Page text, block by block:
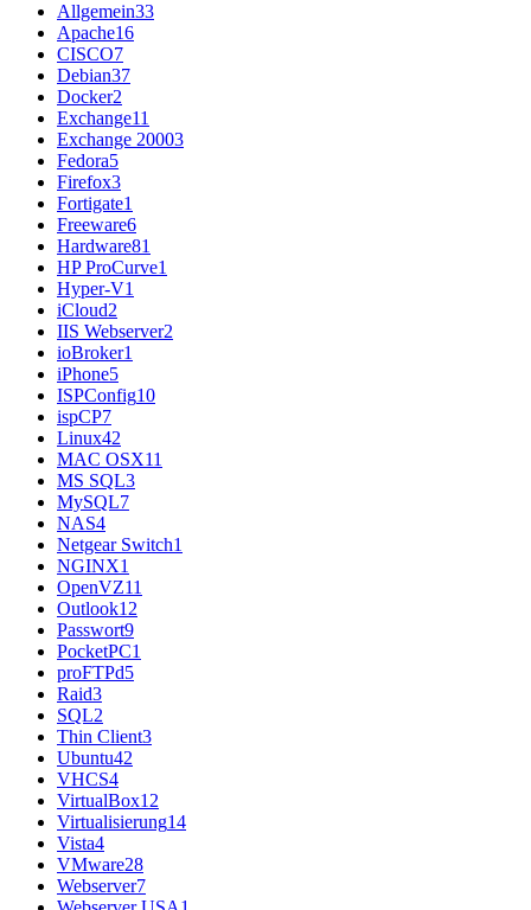
Allgemein33
Apache16
CISCO7
Debian37
Docker2
Exchange11
Exchange 20003
Fedora5
Firefox3
Fortigate1
Freeware6
Hardware81
HP ProCurve1
Hyper-V1
iCloud2
IIS Webserver2
ioBroker1
iPhone5
ISPConfig10
ispCP7
Linux42
MAC OSX11
MS SQL3
MySQL7
NAS4
Netgear Switch1
NGINX1
OpenVZ11
Outlook12
Passwort9
PocketPC1
proFTPd5
Raid3
SQL2
Thin Client3
Ubuntu42
VHCS4
VirtualBox12
Virtualisierung14
Vista4
VMware28
Webserver7